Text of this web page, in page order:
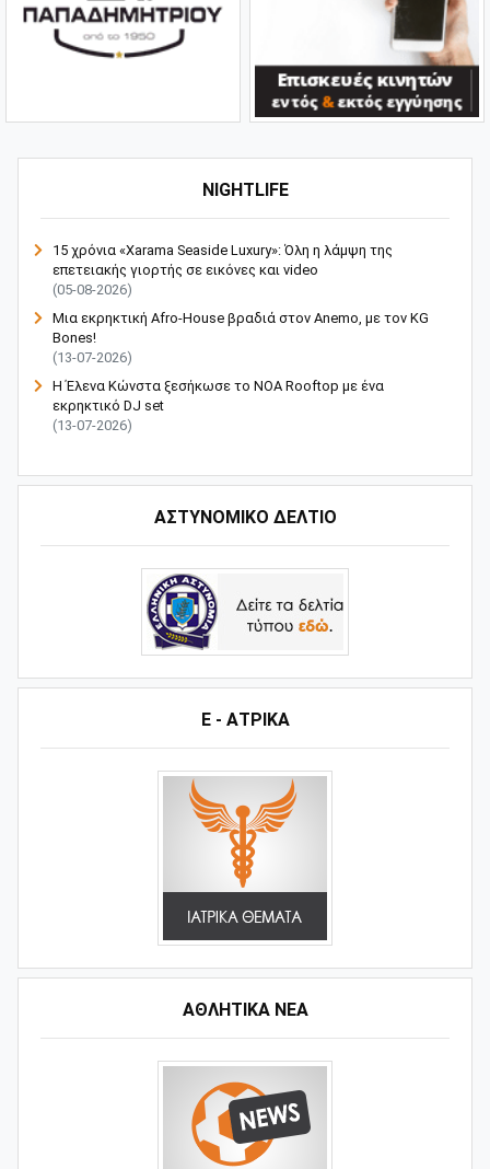
NIGHTLIFE
15 χρόνια «Xarama Seaside Luxury»: Όλη η λάμψη της
επετειακής γιορτής σε εικόνες και video
(05-08-2026)
Μια εκρηκτική Afro-House βραδιά στον Anemo, με τον KG
Bones!
(13-07-2026)
Η Έλενα Κώνστα ξεσήκωσε το NOA Rooftop με ένα
εκρηκτικό DJ set
(13-07-2026)
ΑΣΤΥΝΟΜΙΚΟ ΔΕΛΤΙΟ
Ε - ΑΤΡΙΚΑ
ΑΘΛΗΤΙΚΆ ΝΈΑ